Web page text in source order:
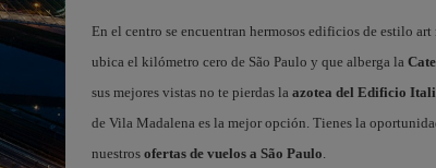
En el centro se encuentran hermosos edificios de estilo
ubica el kilómetro cero de São Paulo y que alberga la
sus mejores vistas no te pierdas la azotea del Edificio
de Vila Madalena es la mejor opción. Tienes la
nuestros ofertas de vuelos a São Paulo.